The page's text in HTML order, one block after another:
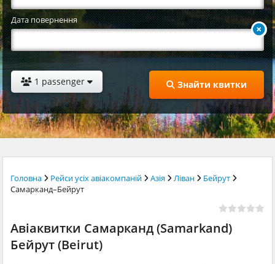
Дата повернення
1 passenger Знайти квитки
Головна Рейси усіх авіакомпаній Азія Ліван
Бейрут
Самарканд–Бейрут
Авіаквитки Самарканд (Samarkand)
Бейрут (Beirut)